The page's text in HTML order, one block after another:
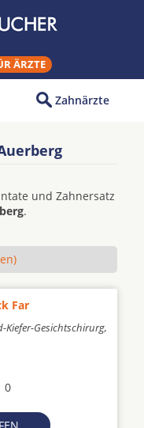
ÄRZTE
Zahnärzte
und Zahnersatz
.
Far
Kiefer-Gesichtschirurg,
0